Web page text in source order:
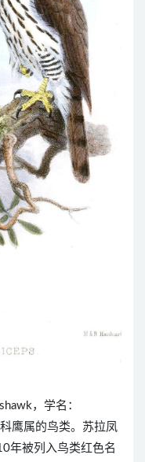
，学名：
鹰属的鸟类。苏拉凤
年被列入鸟类红色名